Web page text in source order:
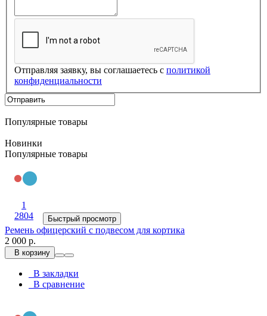
Отправляя заявку, вы соглашаетесь с политикой
конфиденциальности
Популярные товары
Новинки
Популярные товары
1
2804
Быстрый просмотр
Ремень офицерский с подвесом для кортика
2 000 р.
В корзину
В закладки
В сравнение